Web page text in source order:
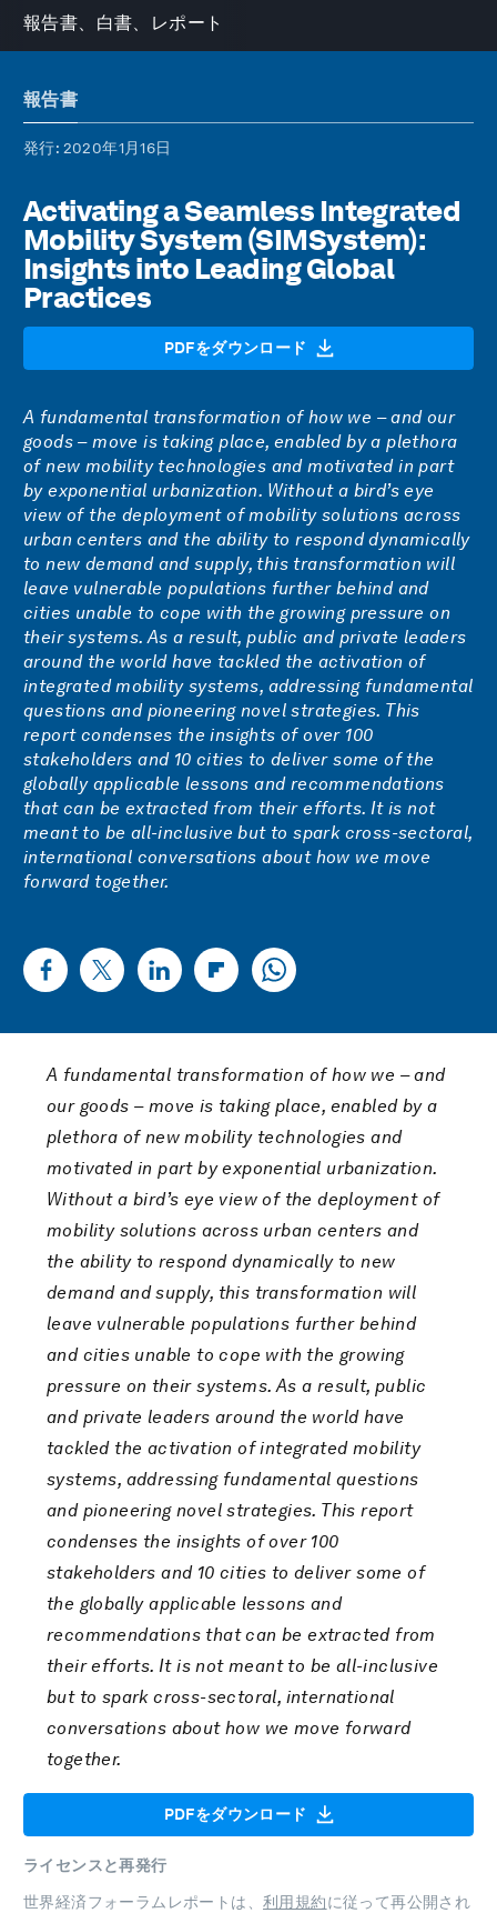
報告書、白書、レポート
報告書
発行: 2020年1月16日
Activating a Seamless Integrated
Mobility System (SIMSystem):
Insights into Leading Global
Practices
PDFをダウンロード
A fundamental transformation of how we – and our
goods – move is taking place, enabled by a plethora
of new mobility technologies and motivated in part
by exponential urbanization. Without a bird’s eye
view of the deployment of mobility solutions across
urban centers and the ability to respond dynamically
to new demand and supply, this transformation will
leave vulnerable populations further behind and
cities unable to cope with the growing pressure on
their systems. As a result, public and private leaders
around the world have tackled the activation of
integrated mobility systems, addressing fundamental
questions and pioneering novel strategies. This
report condenses the insights of over 100
stakeholders and 10 cities to deliver some of the
globally applicable lessons and recommendations
that can be extracted from their efforts. It is not
meant to be all-inclusive but to spark cross-sectoral,
international conversations about how we move
forward together.
A fundamental transformation of how we – and
our goods – move is taking place, enabled by a
plethora of new mobility technologies and
motivated in part by exponential urbanization.
Without a bird’s eye view of the deployment of
mobility solutions across urban centers and
the ability to respond dynamically to new
demand and supply, this transformation will
leave vulnerable populations further behind
and cities unable to cope with the growing
pressure on their systems. As a result, public
and private leaders around the world have
tackled the activation of integrated mobility
systems, addressing fundamental questions
and pioneering novel strategies. This report
condenses the insights of over 100
stakeholders and 10 cities to deliver some of
the globally applicable lessons and
recommendations that can be extracted from
their efforts. It is not meant to be all-inclusive
but to spark cross-sectoral, international
conversations about how we move forward
together.
PDFをダウンロード
ライセンスと再発行
世界経済フォーラムレポートは、 利用規約に従って再公開され